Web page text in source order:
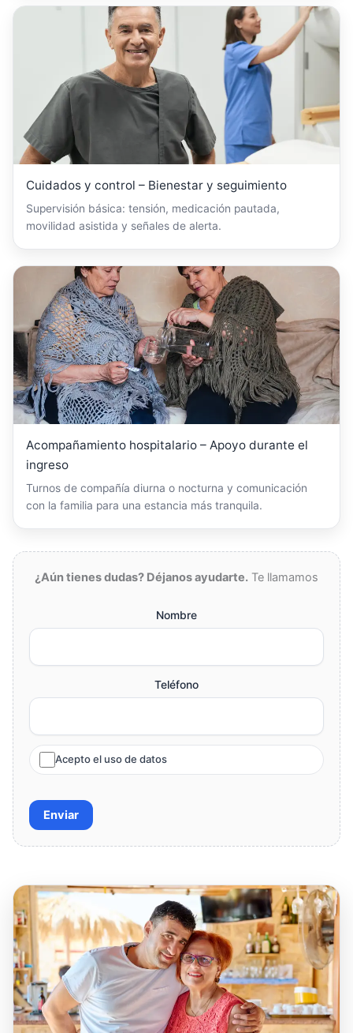
Cuidados y control – Bienestar y seguimiento
Supervisión básica: tensión, medicación pautada,
movilidad asistida y señales de alerta.
Acompañamiento hospitalario – Apoyo durante el
ingreso
Turnos de compañía diurna o nocturna y comunicación
con la familia para una estancia más tranquila.
¿Aún tienes dudas? Déjanos ayudarte. Te llamamos
Nombre
Teléfono
Acepto el uso de datos
Enviar